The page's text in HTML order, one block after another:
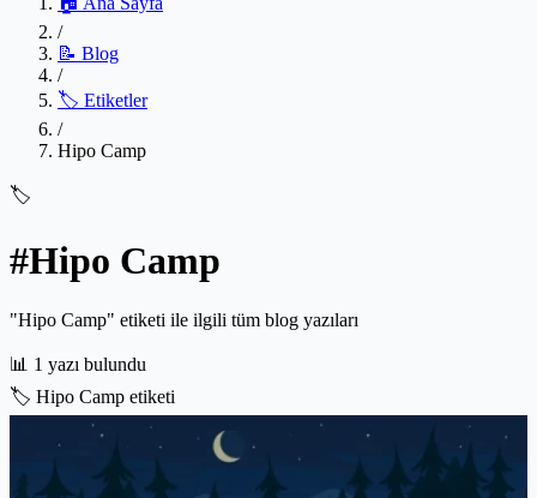
/
📝 Blog
/
🏷️ Etiketler
/
Hipo Camp
🏷️
#Hipo Camp
"Hipo Camp" etiketi ile ilgili tüm blog yazıları
📊 1 yazı bulundu
🏷️ Hipo Camp etiketi